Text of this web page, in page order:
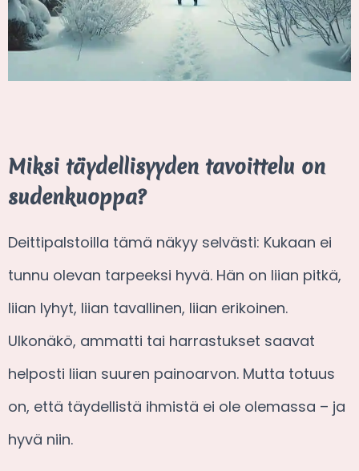
Miksi täydellisyyden tavoittelu on
sudenkuoppa?
Deittipalstoilla tämä näkyy selvästi: Kukaan ei
tunnu olevan tarpeeksi hyvä. Hän on liian pitkä,
liian lyhyt, liian tavallinen, liian erikoinen.
Ulkonäkö, ammatti tai harrastukset saavat
helposti liian suuren painoarvon. Mutta totuus
on, että täydellistä ihmistä ei ole olemassa – ja
hyvä niin.